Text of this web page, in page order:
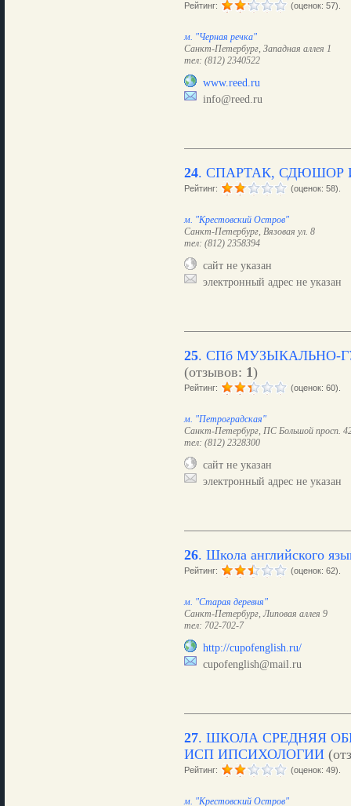
Рейтинг: (оценок: 57).
м. "Черная речка"
Санкт-Петербург, Западная аллея 1
тел: (812) 2340522
www.reed.ru
info@reed.ru
24. СПАРТАК, СДЮШОР
Рейтинг: (оценок: 58).
м. "Крестовский Остров"
Санкт-Петербург, Вязовая ул. 8
тел: (812) 2358394
сайт не указан
электронный адрес не указан
25. СПб МУЗЫКАЛЬНО-
(отзывов: 1)
Рейтинг: (оценок: 60).
м. "Петроградская"
Санкт-Петербург, ПС Большой просп.
тел: (812) 2328300
сайт не указан
электронный адрес не указан
26. Школа английского
Рейтинг: (оценок: 62).
м. "Старая деревня"
Санкт-Петербург, Липовая аллея 9
тел: 702-702-7
http://cupofenglish.ru/
cupofenglish@mail.ru
27. ШКОЛА СРЕДНЯЯ
ИСП ИПСИХОЛОГИИ
Рейтинг: (оценок: 49).
м. "Крестовский Остров"